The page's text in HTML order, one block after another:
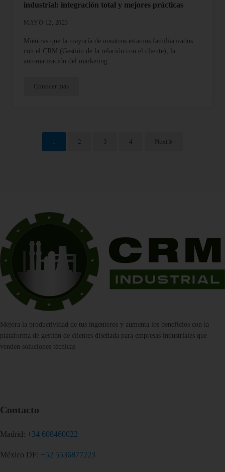
industrial: integración total y mejores prácticas
MAYO 12, 2023
Mientras que la mayoría de nosotros estamos familiarizados
con el CRM (Gestión de la relación con el cliente), la
automatización del marketing …
Conocer másCRM para la automatización del marketing industrial:
Página
1 Página
2 Página
3 Página
4 Next
Mejora la productividad de tus ingenieros y aumenta los beneficios con la
plataforma de gestión de clientes diseñada para empresas industriales que
venden soluciones técnicas
Contacto
Madrid: +34 608460022
México DF: +52 5536877223